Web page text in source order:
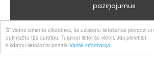
Šī vietne izmanto sīkdatnes, lai uzlabotu lietošanas pieredzi un
optimizētu tās darbību. Turpinot lietot šo vietni, Jūs piekrītiet
sīkdatņu lietošanai portālā Vairāk informācija
paziņojumus